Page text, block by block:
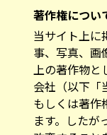
著作権につい
当サイト上に
事、写真、画
上の著作物と
会社（以下「
もしくは著作
ます。したが